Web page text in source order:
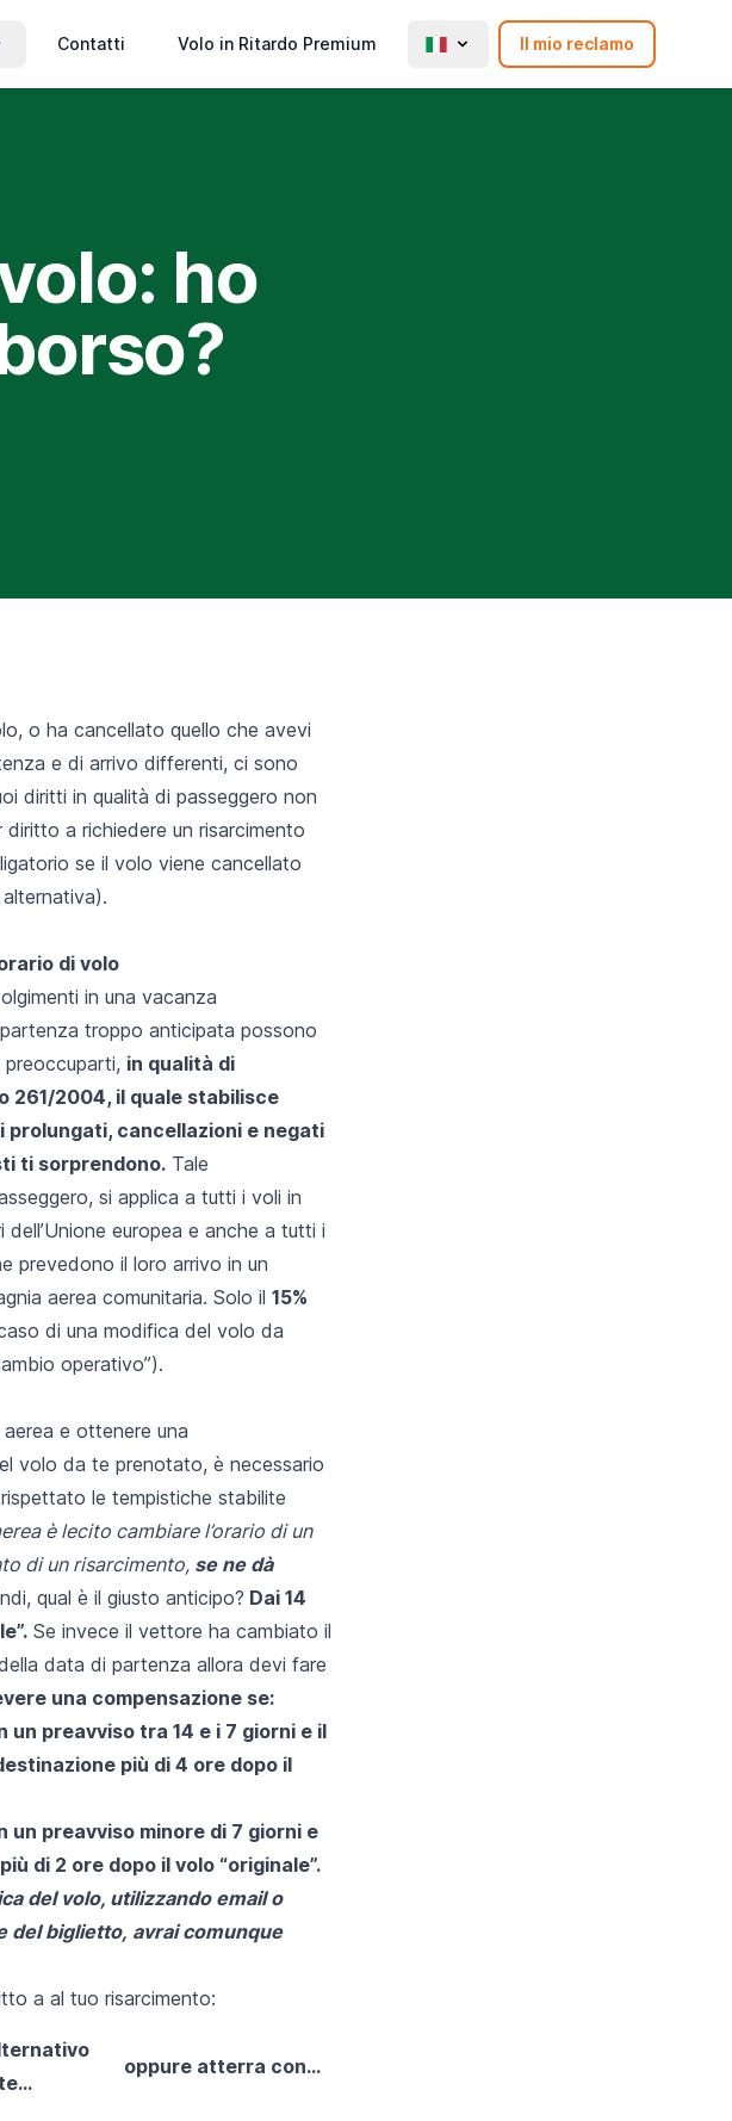
Contatti Volo in Ritardo Premium Il mio reclamo
ho
o ha cancellato quello che avevi
e di arrivo differenti, ci sono
diritti in qualità di passeggero non
diritto a richiedere un risarcimento
se il volo viene cancellato
di volo
in una vacanza
troppo anticipata possono
in qualità di
261/2004, il quale stabilisce
prolungati, cancellazioni e negati
ti sorprendono. Tale
si applica a tutti i voli in
europea e anche a tutti i
prevedono il loro arrivo in un
aerea comunitaria. Solo il 15%
di una modifica del volo da
operativo”).
e ottenere una
volo da te prenotato, è necessario
le tempistiche stabilite
è lecito cambiare l’orario di un
di un risarcimento, se ne dà
qual è il giusto anticipo? Dai 14
Se invece il vettore ha cambiato il
data di partenza allora devi fare
una compensazione se:
preavviso tra 14 e i 7 giorni e il
più di 4 ore dopo il
preavviso minore di 7 giorni e
di 2 ore dopo il volo “originale”.
del volo, utilizzando email o
del biglietto, avrai comunque
a al tuo risarcimento:
oppure atterra con...